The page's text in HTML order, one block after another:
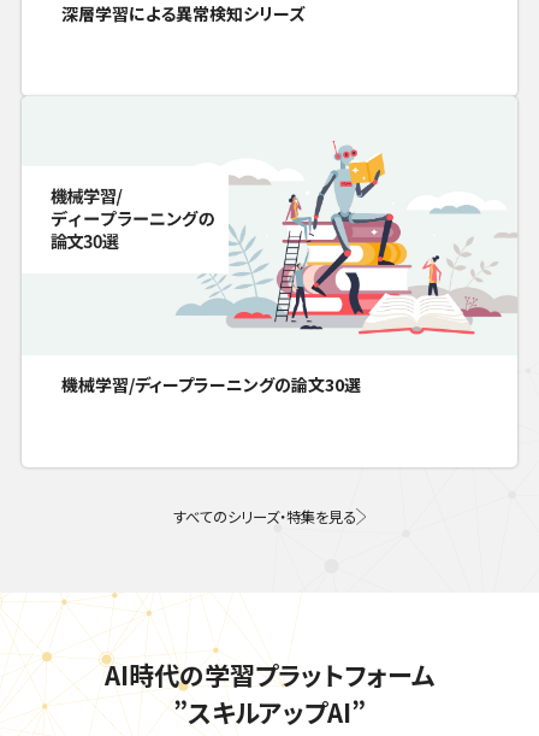
深層学習による異常検知シリーズ
機械学習/ディープラーニングの論文30選
すべてのシリーズ・特集を見る
AI時代の学習プラットフォーム
”スキルアップAI”